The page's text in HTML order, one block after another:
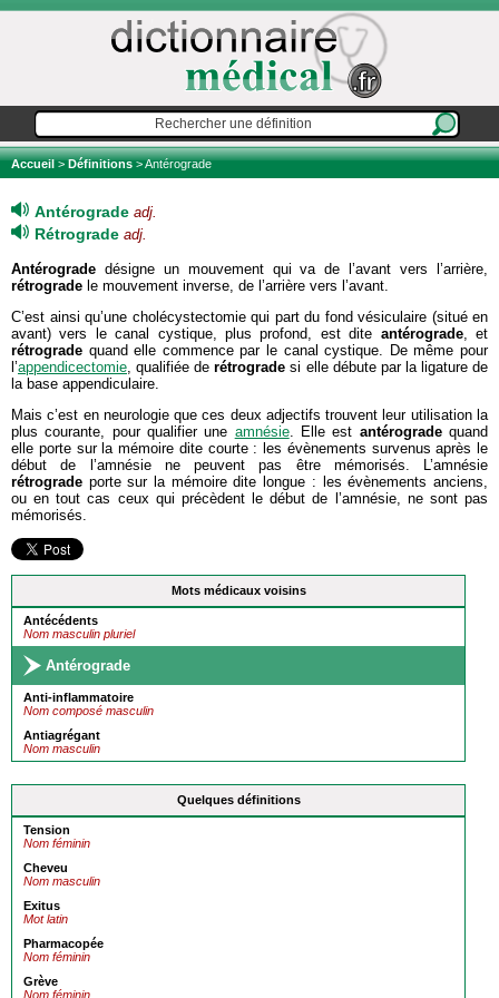
Accueil>Définitions> Antérograde
Mots médicaux voisins
Antécédents
Nom masculin pluriel
Antérograde
Anti-inflammatoire
Nom composé masculin
Antiagrégant
Nom masculin
Quelques définitions
Tension
Nom féminin
Cheveu
Nom masculin
Exitus
Mot latin
Pharmacopée
Nom féminin
Grève
Nom féminin
Antérograde adj.
Rétrograde adj.
Antérograde désigne un mouvement qui va de l’avant vers l’arrière,
rétrograde le mouvement inverse, de l’arrière vers l’avant.
C’est ainsi qu’une cholécystectomie qui part du fond vésiculaire (situé en
avant) vers le canal cystique, plus profond, est dite antérograde, et
rétrograde quand elle commence par le canal cystique. De même pour
l’appendicectomie, qualifiée derétrograde si elle débute par la ligature de
la base appendiculaire.
Mais c’est en neurologie que ces deux adjectifs trouvent leur utilisation la
plus courante, pour qualifier une amnésie. Elle est antérogradequand
elle porte sur la mémoire dite courte : les évènements survenus après le
début de l’amnésie ne peuvent pas être mémorisés. L’amnésie
rétrograde porte sur la mémoire dite longue : les évènements anciens,
ou en tout cas ceux qui précèdent le début de l’amnésie, ne sont pas
mémorisés.